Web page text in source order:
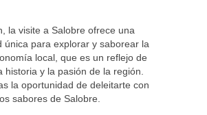
la visite a Salobre ofrece una
única para explorar y saborear la
local, que es un reflejo de
historia y la pasión de la región.
la oportunidad de deleitarte con
sabores de Salobre.